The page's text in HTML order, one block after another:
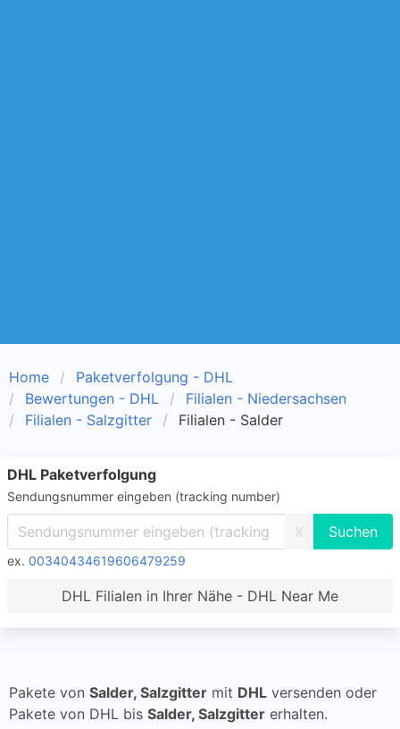
Home
Paketverfolgung - DHL
Bewertungen - DHL
Filialen - Niedersachsen
Filialen - Salzgitter
Filialen - Salder
DHL Paketverfolgung
Sendungsnummer eingeben (tracking number)
X
ex. 00340434619606479259
DHL Filialen in Ihrer Nähe - DHL Near Me
Pakete von Salder, Salzgitter mit DHL versenden oder
Pakete von DHL bis Salder, Salzgitter erhalten.